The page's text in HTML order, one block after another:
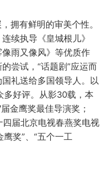
拥有鲜明的审美个性。
续执导《皇城根儿》
雨又像风》等优质作
尝试， “话题剧”应运而
礼送给多国领导人。以
多好评。从影30载，本
金鹰奖最佳导演奖；
届北京电视春燕奖电视
奖”、“五个一工